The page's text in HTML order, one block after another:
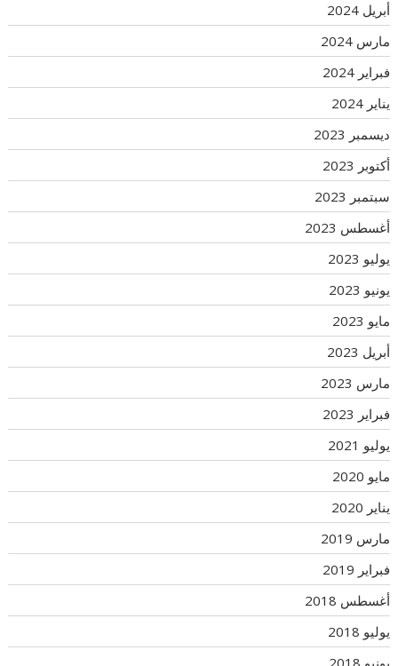
أبريل 2024
مارس 2024
فبراير 2024
يناير 2024
ديسمبر 2023
أكتوبر 2023
سبتمبر 2023
أغسطس 2023
يوليو 2023
يونيو 2023
مايو 2023
أبريل 2023
مارس 2023
فبراير 2023
يوليو 2021
مايو 2020
يناير 2020
مارس 2019
فبراير 2019
أغسطس 2018
يوليو 2018
يونيو 2018